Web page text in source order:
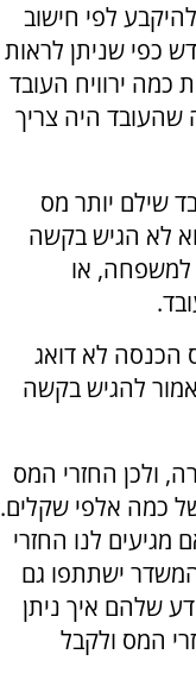
לפי חישוב
כפי שניתן לראות
ירוויח העובד
שהעובד היה צריך
שילם יותר מס
לא הגיש בקשה
למשפחה, או
הכנסה לא דואג
להגיש בקשה
עד 6 שנים אחורה, ולכן החזרי המס
של כמה אלפי שקלים.
לנו החזרי
ישתתפו גם
שלהם איך ניתן
המס ולקבל